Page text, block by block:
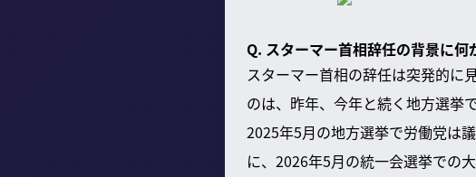
Q. スターマー首相辞任の背景に何
スターマー首相の辞任は突発的に
のは、昨年、今年と続く地方選挙
2025年5月の地方選挙で労働党は
に、2026年5月の統一会選挙での